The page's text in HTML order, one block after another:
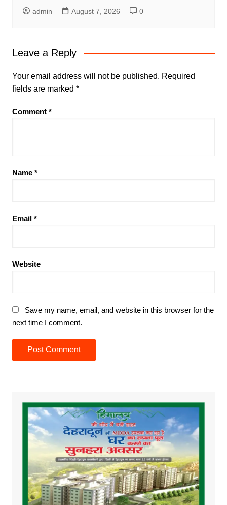
admin August 7, 2026 0
Leave a Reply
Your email address will not be published. Required
fields are marked *
Comment *
Name *
Email *
Website
Save my name, email, and website in this browser for the
next time I comment.